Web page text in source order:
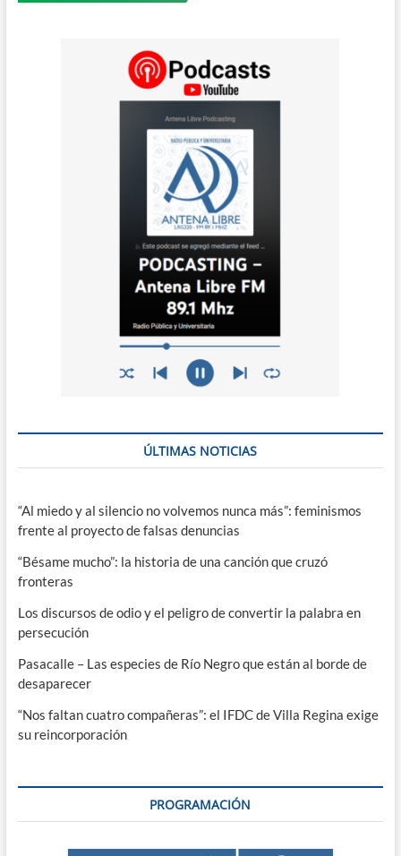
ÚLTIMAS NOTICIAS
“Al miedo y al silencio no volvemos nunca más”: feminismos
frente al proyecto de falsas denuncias
“Bésame mucho”: la historia de una canción que cruzó
fronteras
Los discursos de odio y el peligro de convertir la palabra en
persecución
Pasacalle – Las especies de Río Negro que están al borde de
desaparecer
“Nos faltan cuatro compañeras”: el IFDC de Villa Regina exige
su reincorporación
PROGRAMACIÓN